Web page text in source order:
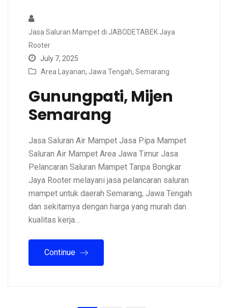
Jasa Saluran Mampet di JABODETABEK Jaya
Rooter
July 7, 2025
Area Layanan, Jawa Tengah, Semarang
Gunungpati, Mijen
Semarang
Jasa Saluran Air Mampet Jasa Pipa Mampet
Saluran Air Mampet Area Jawa Timur Jasa
Pelancaran Saluran Mampet Tanpa Bongkar
Jaya Rooter melayani jasa pelancaran saluran
mampet untuk daerah Semarang, Jawa Tengah
dan sekitarnya dengan harga yang murah dan
kualitas kerja…
Continue